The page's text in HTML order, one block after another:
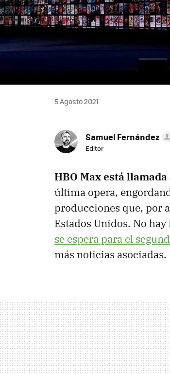
5 Agosto 2021
Samuel Fernández
Editor
HBO Max está
última opera,
producciones que, por
Estados Unidos. No
se espera para el
más noticias asociadas.